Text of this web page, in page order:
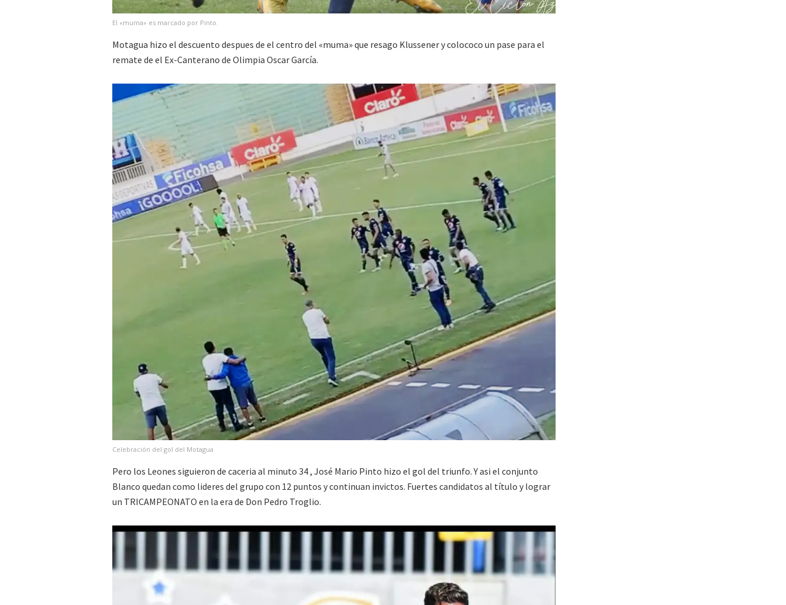
El «muma» es marcado por Pinto.
Motagua hizo el descuento despues de el centro del «muma» que resago Klussener y colococo un pase para el
remate de el Ex-Canterano de Olimpia Oscar García.
Celebración del gol del Motagua
Pero los Leones siguieron de caceria al minuto 34 , José Mario Pinto hizo el gol del triunfo. Y asi el conjunto
Blanco quedan como lideres del grupo con 12 puntos y continuan invictos. Fuertes candidatos al título y lograr
un TRICAMPEONATO en la era de Don Pedro Troglio.